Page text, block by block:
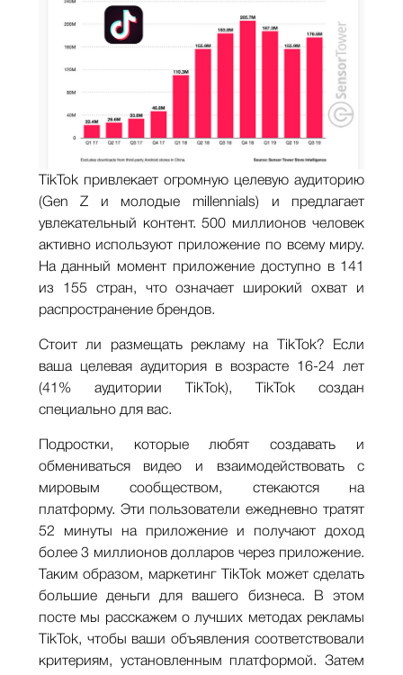
TikTok привлекает огромную целевую аудиторию
(Gen Z и молодые millennials) и предлагает
увлекательный контент. 500 миллионов человек
активно используют приложение по всему миру.
На данный момент приложение доступно в 141
из 155 стран, что означает широкий охват и
распространение брендов.
Стоит ли размещать рекламу на TikTok? Если
ваша целевая аудитория в возрасте 16-24 лет
(41% аудитории TikTok), TikTok создан
специально для вас.
Подростки, которые любят создавать и
обмениваться видео и взаимодействовать с
мировым сообществом, стекаются на
платформу. Эти пользователи ежедневно тратят
52 минуты на приложение и получают доход
более 3 миллионов долларов через приложение.
Таким образом, маркетинг TikTok может сделать
большие деньги для вашего бизнеса. В этом
посте мы расскажем о лучших методах рекламы
TikTok, чтобы ваши объявления соответствовали
критериям, установленным платформой. Затем